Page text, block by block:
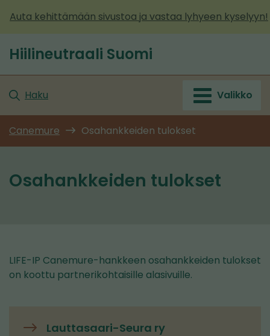
sisältöön
Auta kehittämään sivustoa ja vastaa lyhyeen kyselyyn!
Etusivu
Hiilineutraali Suomi
Haku Valikko
Canemure Osahankkeiden tulokset
Osahankkeiden tulokset
LIFE-IP Canemure-hankkeen osahankkeiden tulokset
on koottu partnerikohtaisille alasivuille.
Lauttasaari-Seura ry